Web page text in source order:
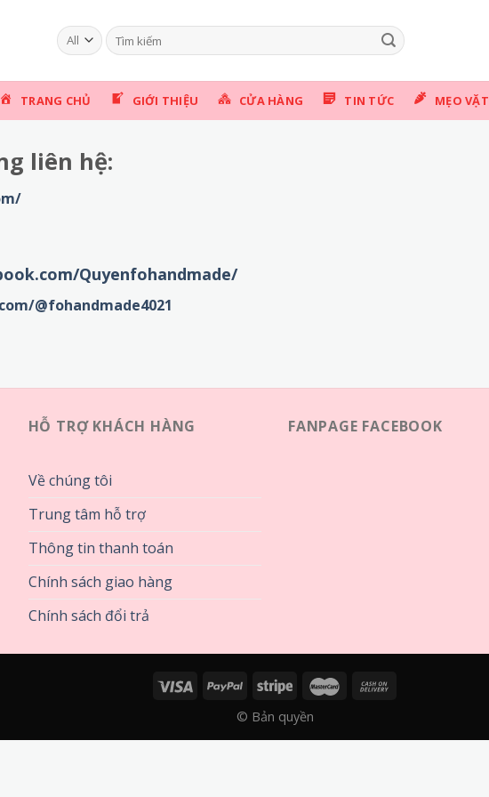
Tìm
kiếm:
TRANG CHỦ GIỚI THIỆU CỬA HÀNG TIN TỨC MẸO VẶT
liên hệ:
Quyenfohandmade/
@fohandmade4021
HỖ TRỢ KHÁCH HÀNG
Về chúng tôi
Trung tâm hỗ trợ
Thông tin thanh toán
Chính sách giao hàng
Chính sách đổi trả
FANPAGE FACEBOOK
© Bản quyền